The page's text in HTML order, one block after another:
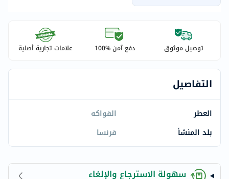
توصيل موثوق دفع آمن %100 علامات تجارية أصلية
التفاصيل
العطر
الفواكه
بلد المنشأ
فرنسا
سهولة الاسترجاع والإلغاء